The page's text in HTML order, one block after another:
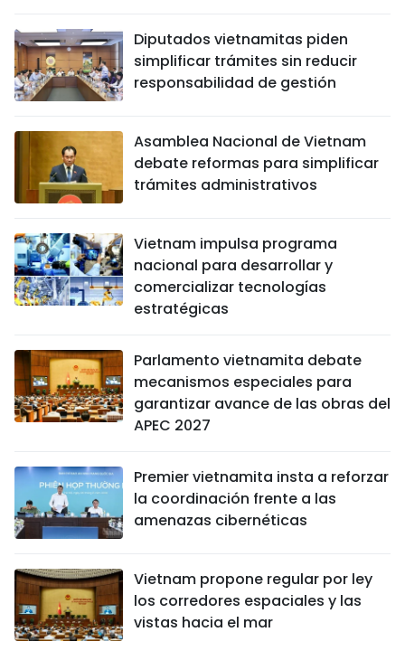
Diputados vietnamitas piden
simplificar trámites sin reducir
responsabilidad de gestión
Asamblea Nacional de Vietnam
debate reformas para simplificar
trámites administrativos
Vietnam impulsa programa
nacional para desarrollar y
comercializar tecnologías
estratégicas
Parlamento vietnamita debate
mecanismos especiales para
garantizar avance de las obras del
APEC 2027
Premier vietnamita insta a reforzar
la coordinación frente a las
amenazas cibernéticas
Vietnam propone regular por ley
los corredores espaciales y las
vistas hacia el mar